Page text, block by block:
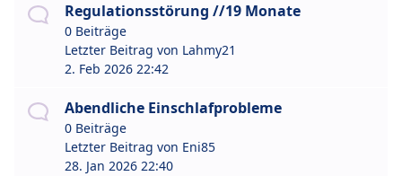
Regulationsstörung //19 Monate
0 Beiträge
Letzter Beitrag von Lahmy21
2. Feb 2026 22:42
Abendliche Einschlafprobleme
0 Beiträge
Letzter Beitrag von Eni85
28. Jan 2026 22:40